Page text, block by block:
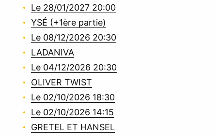
Le 28/01/2027 20:00
YSÉ (+1ère partie)
Le 08/12/2026 20:30
LADANIVA
Le 04/12/2026 20:30
OLIVER TWIST
Le 02/10/2026 18:30
Le 02/10/2026 14:15
GRETEL ET HANSEL